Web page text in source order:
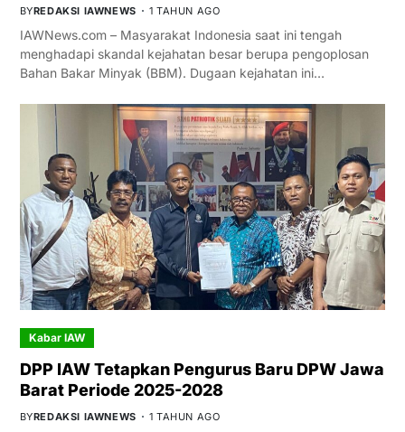
BYREDAKSI IAWNEWS 1 TAHUN AGO
IAWNews.com – Masyarakat Indonesia saat ini tengah
menghadapi skandal kejahatan besar berupa pengoplosan
Bahan Bakar Minyak (BBM). Dugaan kejahatan ini…
Kabar IAW
DPP IAW Tetapkan Pengurus Baru DPW Jawa
Barat Periode 2025-2028
BYREDAKSI IAWNEWS 1 TAHUN AGO